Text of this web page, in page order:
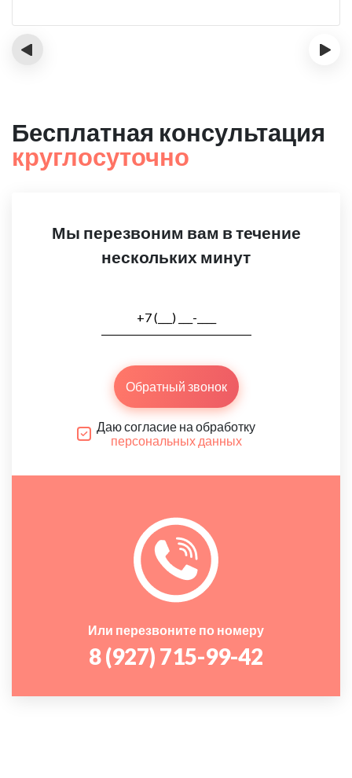
‹ ›
Бесплатная консультация
круглосуточно
Мы перезвоним вам в течение
нескольких минут
Обратный звонок
Даю согласие на обработку
персональных данных
Или перезвоните по номеру
8 (927) 715-99-42